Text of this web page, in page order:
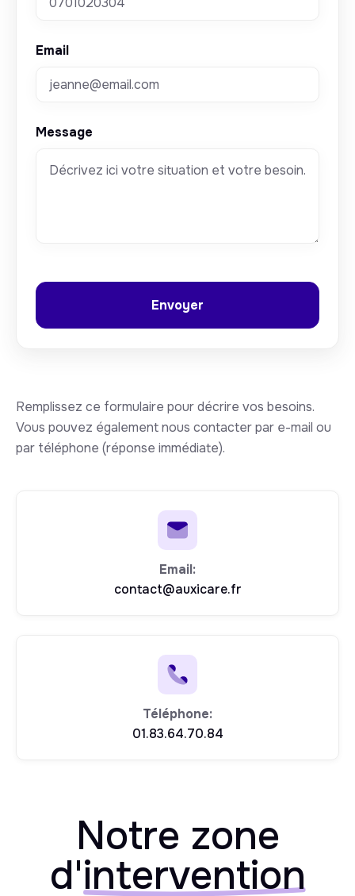
Email
Message
Remplissez ce formulaire pour décrire vos besoins.
Vous pouvez également nous contacter par e-mail ou
par téléphone (réponse immédiate).
Email:
contact@auxicare.fr
Téléphone:
01.83.64.70.84
Notre zone
d'intervention